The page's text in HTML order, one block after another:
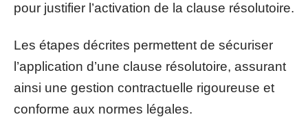
pour justifier l’activation de la clause résolutoire.
Les étapes décrites permettent de sécuriser
l’application d’une clause résolutoire, assurant
ainsi une gestion contractuelle rigoureuse et
conforme aux normes légales.